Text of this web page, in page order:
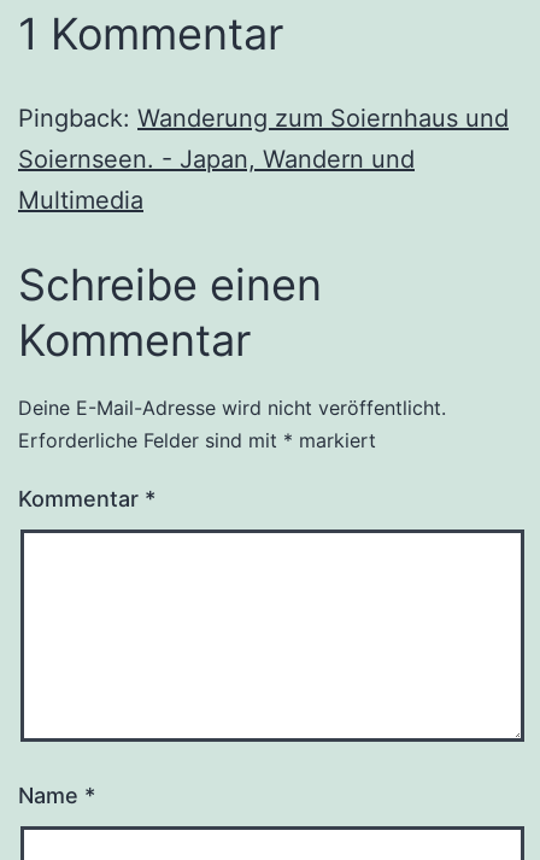
1 Kommentar
Pingback: Wanderung zum Soiernhaus und
Soiernseen. - Japan, Wandern und
Multimedia
Schreibe einen
Kommentar
Deine E-Mail-Adresse wird nicht veröffentlicht.
Erforderliche Felder sind mit * markiert
Kommentar *
Name *